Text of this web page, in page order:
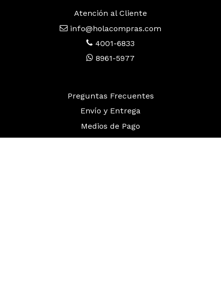
Atención al Cliente
info@holacompras.com
4001-6833
8961-5977
Preguntas Frecuentes
Envío y Entrega
Medios de Pago
Gift Cards